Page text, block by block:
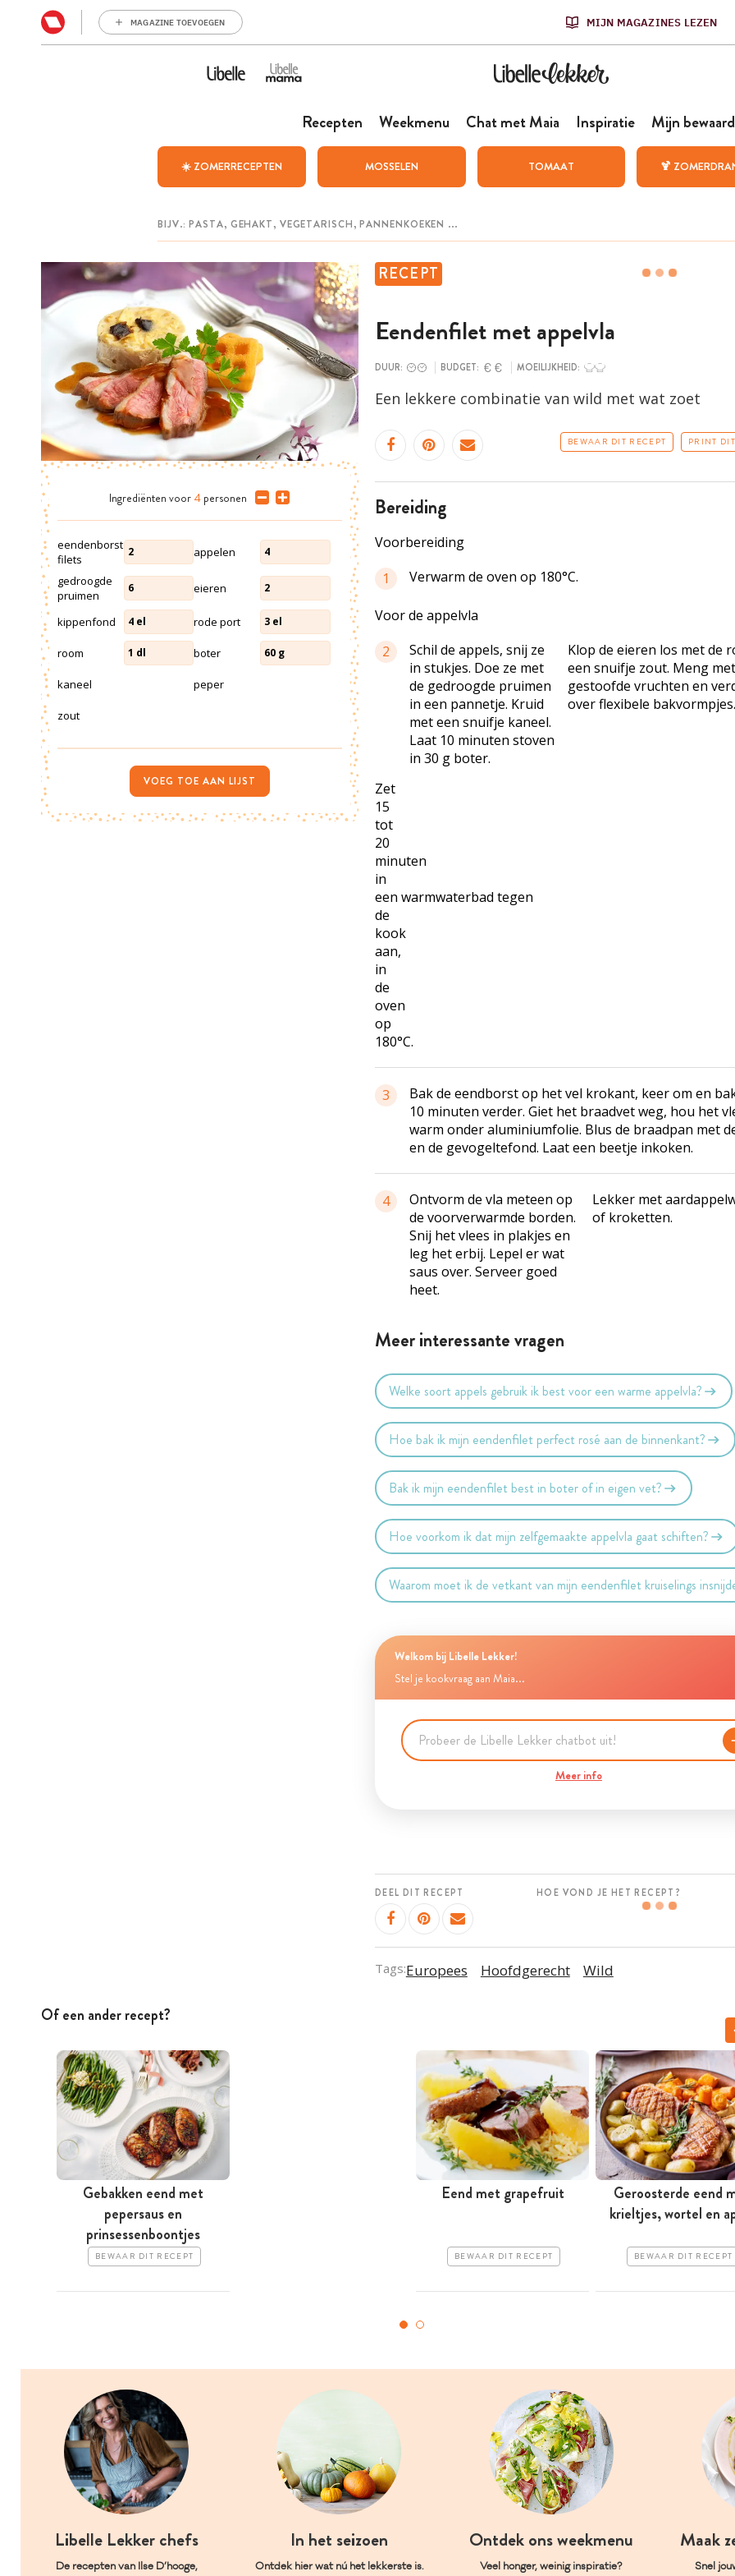
MAGAZINE TOEVOEGEN MIJN MAGAZINES LEZEN
Recepten Weekmenu Chat met Maia Inspiratie Mijn
☀️ ZOMERRECEPTEN MOSSELEN TOMAAT 🍹
RECEPT
Eendenfilet met appelvla
DUUR: BUDGET: MOEILIJKHEID:
Een lekkere combinatie van wild met wat zoet
BEWAAR DIT RECEPT PRINT
bereiding
Voorbereiding
1
Verwarm de oven op 180°C.
Voor de appelvla
2
Schil de appels, snij ze
in stukjes. Doe ze met
de gedroogde pruimen
in een pannetje. Kruid
met een snuifje kaneel.
Laat 10 minuten stoven
in 30 g boter.
Klop de eieren los met de
een snuifje zout. Meng
gestoofde vruchten en
over flexibele bakvormpjes.
Zet
15
tot
20
minuten
in
een warmwaterbad tegen
de
kook
aan,
in
de
oven
op
180°C.
3
Bak de eendborst op het vel krokant, keer om en
10 minuten verder. Giet het braadvet weg, hou het
warm onder aluminiumfolie. Blus de braadpan met
en de gevogeltefond. Laat een beetje inkoken.
4
Ontvorm de vla meteen op
de voorverwarmde borden.
Snij het vlees in plakjes en
leg het erbij. Lepel er wat
saus over. Serveer goed
heet.
Lekker met
of kroketten.
Meer interessante vragen
Welke soort appels gebruik ik best voor een warme appelvla?
Hoe bak ik mijn eendenfilet perfect rosé aan de binnenkant?
Bak ik mijn eendenfilet best in boter of in eigen vet?
Hoe voorkom ik dat mijn zelfgemaakte appelvla gaat schiften?
Waarom moet ik de vetkant van mijn eendenfilet kruiselings
Welkom bij Libelle Lekker!
Stel je kookvraag aan Maia...
Meer info
DEEL DIT RECEPT HOE VOND JE HET RECEPT?
Tags:Europees Hoofdgerecht Wild
Ingrediënten voor 4 personen
eendenborst
filets
2 appelen 4
gedroogde
pruimen
6 eieren 2
kippenfond 4 el rode port 3 el
room 1 dl boter 60 g
kaneel peper
zout
VOEG TOE AAN LIJST
Of een ander recept?
Gebakken eend met
pepersaus en
prinsessenboontjes
BEWAAR DIT RECEPT
Eend met grapefruit
BEWAAR DIT RECEPT
Geroosterde eend
krieltjes, wortel en
BEWAAR DIT RECEPT
Libelle Lekker chefs
De recepten van Ilse D’hooge,
In het seizoen
Ontdek hier wat nú het lekkerste is.
Ontdek ons weekmenu
Veel honger, weinig inspiratie?
Maak
Snel